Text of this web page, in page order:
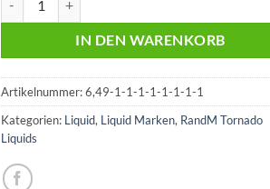
IN DEN WARENKORB
Artikelnummer:6,49-1-1-1-1-1-1-1-1
Kategorien: Liquid, Liquid Marken, RandM Tornado
Liquids